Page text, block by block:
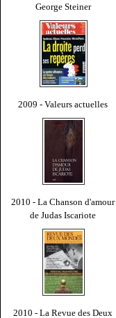
George Steiner
2009 - Valeurs actuelles
2010 - La Chanson d'amour
de Judas Iscariote
2010 - La Revue des Deux